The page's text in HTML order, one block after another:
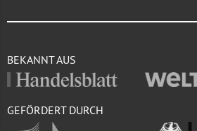
BEKANNT AUS
GEFÖRDERT DURCH